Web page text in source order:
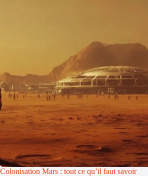
Colonisation Mars : tout ce qu’il faut savoir